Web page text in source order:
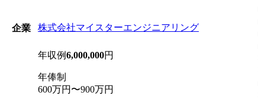
企業 株式会社マイスターエンジニアリング
年収例6,000,000円
年俸制
600万円〜900万円